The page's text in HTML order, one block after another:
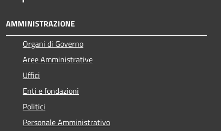
AMMINISTRAZIONE
Organi di Governo
Aree Amministrative
Uffici
Enti e fondazioni
Politici
Personale Amministrativo